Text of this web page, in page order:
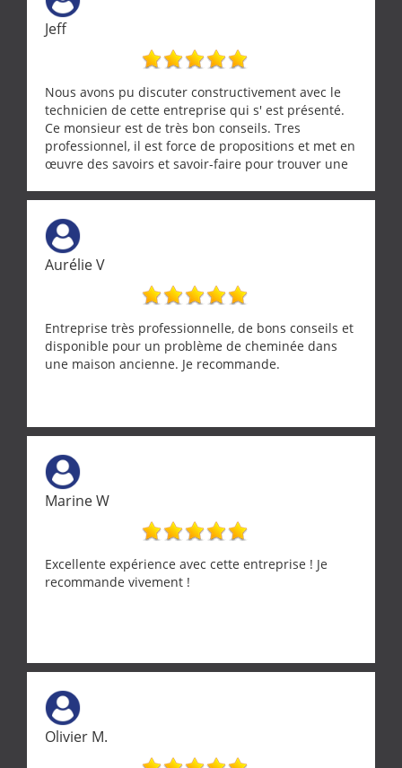
Jeff
Nous avons pu discuter constructivement avec le
technicien de cette entreprise qui s' est présenté.
Ce monsieur est de très bon conseils. Tres
professionnel, il est force de propositions et met en
œuvre des savoirs et savoir-faire pour trouver une
demande de l écoute et de la considération, ce qui
ne se trouve que chez les pationnés de leur métier.
Merci a ce monsieur pour sa disponibilité
Aurélie V
Entreprise très professionnelle, de bons conseils et
disponible pour un problème de cheminée dans
une maison ancienne. Je recommande.
Marine W
Excellente expérience avec cette entreprise ! Je
recommande vivement !
Olivier M.